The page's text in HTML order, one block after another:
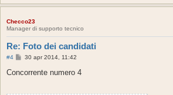
Checco23
Manager di supporto tecnico
Re: Foto dei candidati
#4
M
s
30 apr 2014, 11:42
Concorrente numero 4